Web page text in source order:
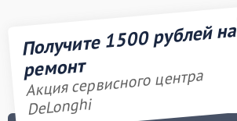
Получите 1500 рублей на
ремонт
Акция сервисного центра
DeLonghi